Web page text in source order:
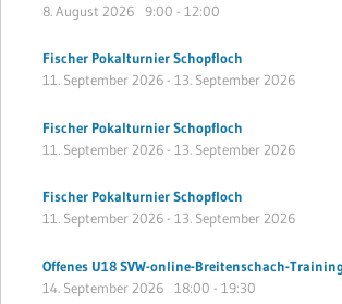
8. August 2026 9:00 - 12:00
Fischer Pokalturnier Schopfloch
11. September 2026- 13. September 2026
Fischer Pokalturnier Schopfloch
11. September 2026- 13. September 2026
Fischer Pokalturnier Schopfloch
11. September 2026- 13. September 2026
Offenes U18 SVW-online-Breitenschach-Training
14. September 2026 18:00 - 19:30